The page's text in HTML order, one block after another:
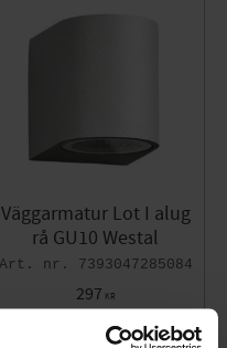
Väggarmatur Lot I alug
rå GU10 Westal
7393047285084
297 KR
Gem